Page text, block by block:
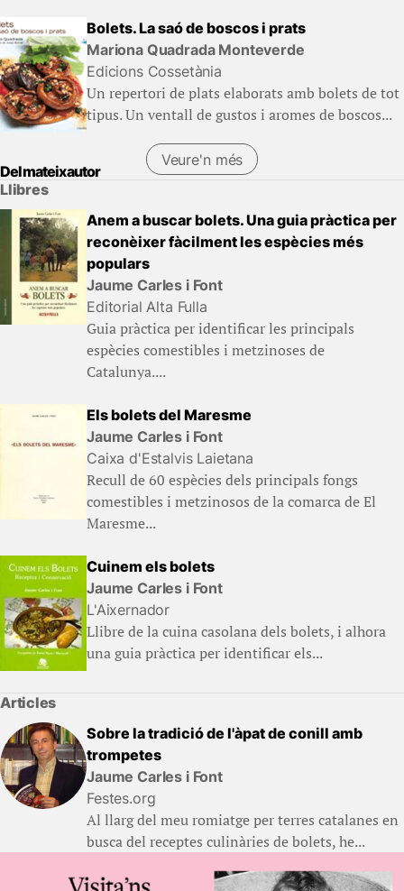
Bolets. La saó de boscos i prats
Mariona Quadrada Monteverde
Edicions Cossetània
Un repertori de plats elaborats amb bolets de tot
tipus. Un ventall de gustos i aromes de boscos...
Veure'n més
Del mateix autor
Llibres
Anem a buscar bolets. Una guia pràctica per
reconèixer fàcilment les espècies més
populars
Jaume Carles i Font
Editorial Alta Fulla
Guia pràctica per identificar les principals
espècies comestibles i metzinoses de
Catalunya....
Els bolets del Maresme
Jaume Carles i Font
Caixa d'Estalvis Laietana
Recull de 60 espècies dels principals fongs
comestibles i metzinosos de la comarca de El
Maresme...
Cuinem els bolets
Jaume Carles i Font
L'Aixernador
Llibre de la cuina casolana dels bolets, i alhora
una guia pràctica per identificar els...
Articles
Sobre la tradició de l'àpat de conill amb
trompetes
Jaume Carles i Font
Festes.org
Al llarg del meu romiatge per terres catalanes en
busca del receptes culinàries de bolets, he...